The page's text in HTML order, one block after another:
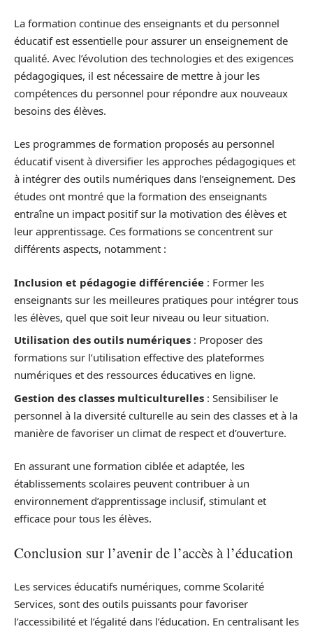
La formation continue des enseignants et du personnel
éducatif est essentielle pour assurer un enseignement de
qualité. Avec l’évolution des technologies et des exigences
pédagogiques, il est nécessaire de mettre à jour les
compétences du personnel pour répondre aux nouveaux
besoins des élèves.
Les programmes de formation proposés au personnel
éducatif visent à diversifier les approches pédagogiques et
à intégrer des outils numériques dans l’enseignement. Des
études ont montré que la formation des enseignants
entraîne un impact positif sur la motivation des élèves et
leur apprentissage. Ces formations se concentrent sur
différents aspects, notamment :
Inclusion et pédagogie différenciée : Former les
enseignants sur les meilleures pratiques pour intégrer tous
les élèves, quel que soit leur niveau ou leur situation.
Utilisation des outils numériques : Proposer des
formations sur l’utilisation effective des plateformes
numériques et des ressources éducatives en ligne.
Gestion des classes multiculturelles : Sensibiliser le
personnel à la diversité culturelle au sein des classes et à la
manière de favoriser un climat de respect et d’ouverture.
En assurant une formation ciblée et adaptée, les
établissements scolaires peuvent contribuer à un
environnement d’apprentissage inclusif, stimulant et
efficace pour tous les élèves.
Conclusion sur l’avenir de l’accès à l’éducation
Les services éducatifs numériques, comme Scolarité
Services, sont des outils puissants pour favoriser
l’accessibilité et l’égalité dans l’éducation. En centralisant les